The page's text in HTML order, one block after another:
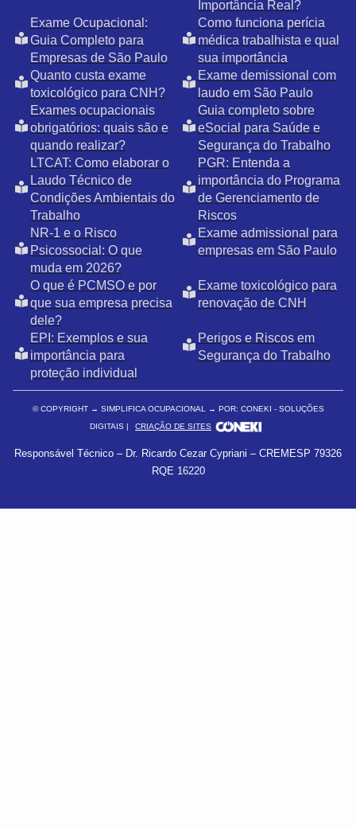
Importância Real?
Exame Ocupacional:
Guia Completo para
Empresas de São Paulo
Como funciona perícia
médica trabalhista e qual
sua importância
Quanto custa exame
toxicológico para CNH?
Exame demissional com
laudo em São Paulo
Exames ocupacionais
obrigatórios: quais são e
quando realizar?
Guia completo sobre
eSocial para Saúde e
Segurança do Trabalho
LTCAT: Como elaborar o
Laudo Técnico de
Condições Ambientais do
Trabalho
PGR: Entenda a
importância do Programa
de Gerenciamento de
Riscos
NR-1 e o Risco
Psicossocial: O que
muda em 2026?
Exame admissional para
empresas em São Paulo
O que é PCMSO e por
que sua empresa precisa
dele?
Exame toxicológico para
renovação de CNH
EPI: Exemplos e sua
importância para
proteção individual
Perigos e Riscos em
Segurança do Trabalho
© COPYRIGHT → SIMPLIFICA OCUPACIONAL → POR: CONEKI - SOLUÇÕES
DIGITAIS |
CRIAÇÃO DE SITES
Responsável Técnico – Dr. Ricardo Cezar Cypriani – CREMESP 79326
RQE 16220